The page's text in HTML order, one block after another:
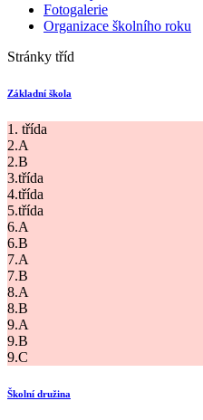
Fotogalerie
Organizace školního roku
Stránky tříd
Základní škola
1. třída
2.A
2.B
3.třída
4.třída
5.třída
6.A
6.B
7.A
7.B
8.A
8.B
9.A
9.B
9.C
Školní družina